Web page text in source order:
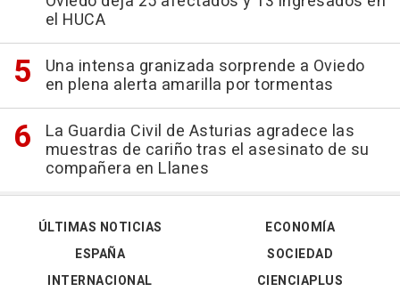
el HUCA
Una intensa granizada sorprende a Oviedo
en plena alerta amarilla por tormentas
La Guardia Civil de Asturias agradece las
muestras de cariño tras el asesinato de su
compañera en Llanes
ÚLTIMAS NOTICIAS
ESPAÑA
INTERNACIONAL
ECONOMÍA
SOCIEDAD
CIENCIAPLUS